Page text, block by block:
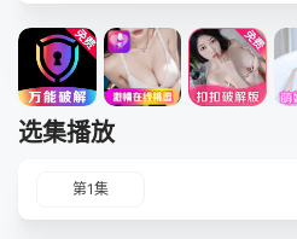
选集播放
第1集